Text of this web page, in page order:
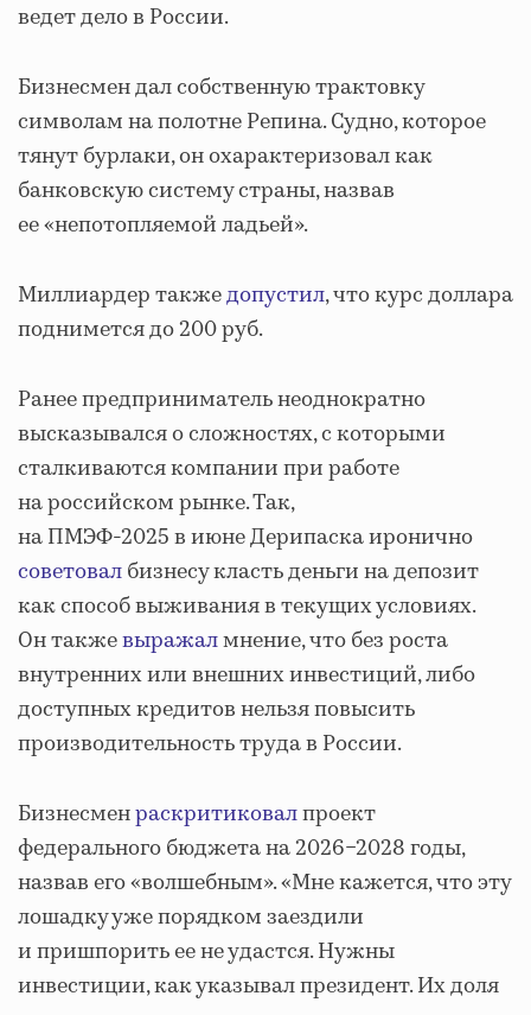
ведет дело в России.
Бизнесмен дал собственную трактовку
символам на полотне Репина. Судно, которое
тянут бурлаки, он охарактеризовал как
банковскую систему страны, назвав
ее «непотопляемой ладьей».
Миллиардер такжедопустил, что курс доллара
поднимется до 200 руб.
Ранее предприниматель неоднократно
высказывался о сложностях, с которыми
сталкиваются компании при работе
на российском рынке. Так,
на ПМЭФ-2025 в июне Дерипаска иронично
советовалбизнесу класть деньги на депозит
как способ выживания в текущих условиях.
Он такжевыражалмнение, что без роста
внутренних или внешних инвестиций, либо
доступных кредитов нельзя повысить
производительность труда в России.
Бизнесменраскритиковалпроект
федерального бюджета на 2026−2028 годы,
назвав его «волшебным». «Мне кажется, что эту
лошадку уже порядком заездили
и пришпорить ее не удастся. Нужны
инвестиции, как указывал президент. Их доля